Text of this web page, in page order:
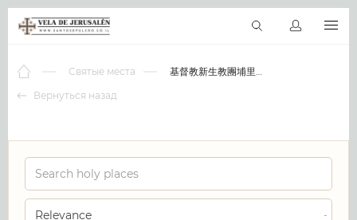
Виртуальные туры
RU
Вернуться назад
Святые места 基督教新生教團埔里教會